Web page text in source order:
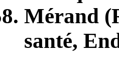
Mérand
santé,